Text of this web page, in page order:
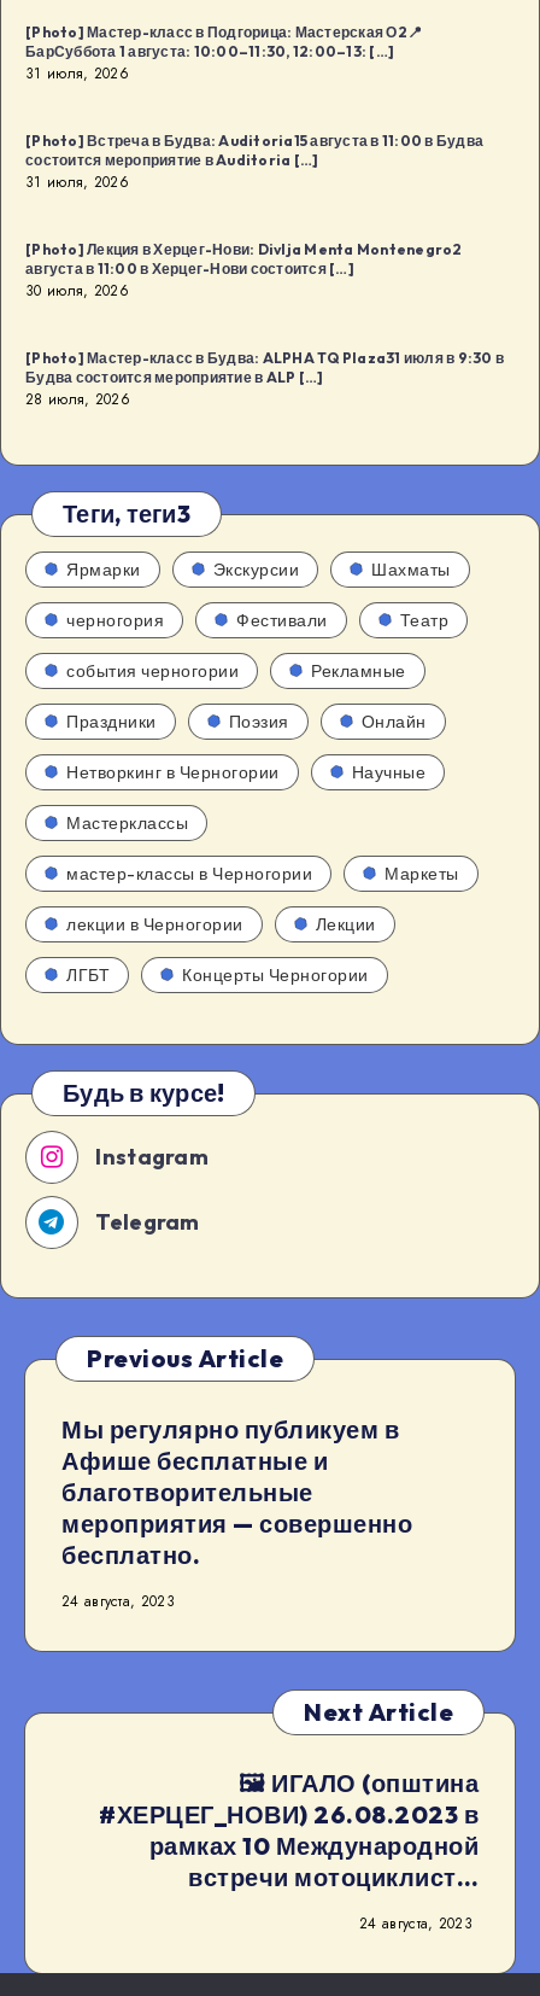
[Photo] Мастер-класс в Подгорица: Мастерская О2📍
БарСуббота 1 августа: 10:00–11:30, 12:00–13: […]
31 июля, 2026
[Photo] Встреча в Будва: Auditoria15 августа в 11:00 в Будва
состоится мероприятие в Auditoria […]
31 июля, 2026
[Photo] Лекция в Херцег-Нови: Divlja Menta Montenegro2
августа в 11:00 в Херцег-Нови состоится […]
30 июля, 2026
[Photo] Мастер-класс в Будва: ALPHA TQ Plaza31 июля в 9:30 в
Будва состоится мероприятие в ALP […]
28 июля, 2026
Теги, теги3
Ярмарки Экскурсии Шахматы
черногория Фестивали Театр
события черногории Рекламные
Праздники Поэзия Онлайн
Нетворкинг в Черногории Научные
Мастерклассы
мастер-классы в Черногории Маркеты
лекции в Черногории Лекции
ЛГБТ Концерты Черногории
Будь в курсе!
Instagram
Telegram
Previous Article
Мы регулярно публикуем в
Афише бесплатные и
благотворительные
мероприятия — совершенно
бесплатно.
24 августа, 2023
Next Article
🖼 ИГАЛО (општина
#ХЕРЦЕГ_НОВИ) 26.08.2023 в
рамках 10 Международной
встречи мотоциклист…
24 августа, 2023